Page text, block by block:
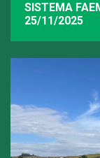
SISTEMA
25/11/2025